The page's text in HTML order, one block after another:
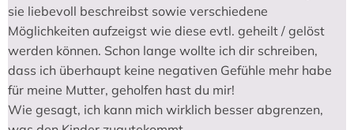
sie liebevoll beschreibst sowie verschiedene
Möglichkeiten aufzeigst wie diese evtl. geheilt / gelöst
werden können. Schon lange wollte ich dir schreiben,
dass ich überhaupt keine negativen Gefühle mehr habe
für meine Mutter, geholfen hast du mir!
Wie gesagt, ich kann mich wirklich besser abgrenzen,